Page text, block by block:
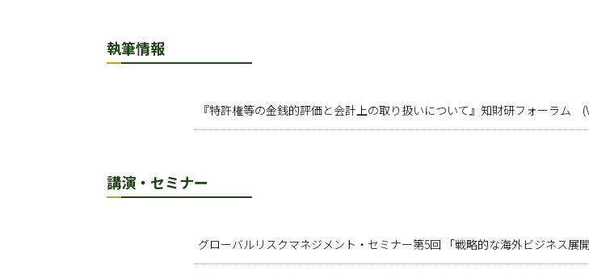
執筆情報
『特許権等の金銭的評価と会計上の取り扱いについて』知財研フォーラム
講演・セミナー
グローバルリスクマネジメント・セミナー第5回 「戦略的な海外ビジネス展